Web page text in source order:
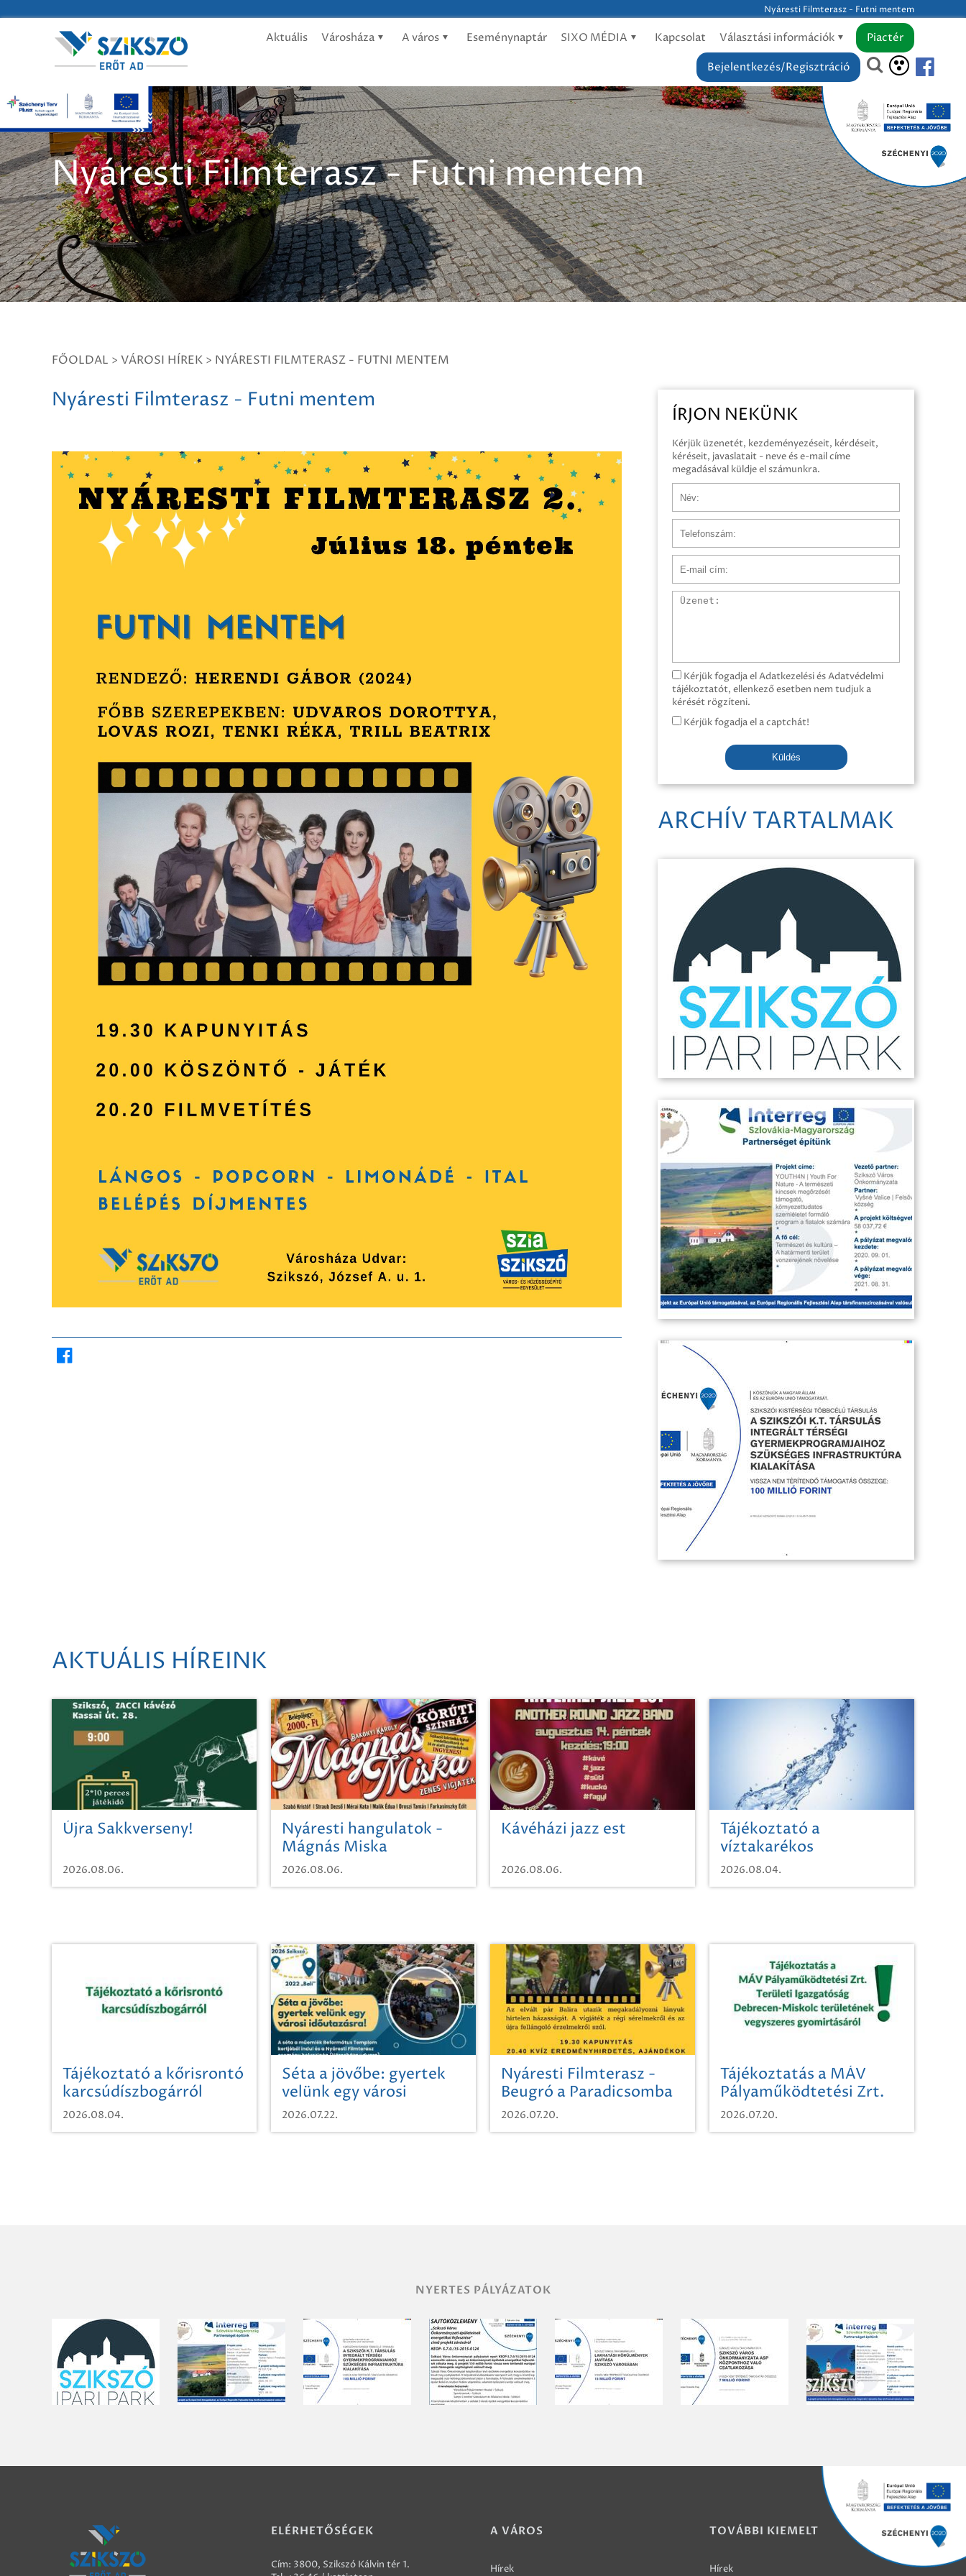
Nyáresti Filmterasz - Futni mentem
Aktuális Városháza A város Eseménynaptár SIXO MÉDIA Kapcsolat Választási információk
Piactér
Bejelentkezés/Regisztráció
Nyáresti Filmterasz - Futni mentem
FŐOLDAL > VÁROSI HÍREK > NYÁRESTI FILMTERASZ - FUTNI MENTEM
Nyáresti Filmterasz - Futni mentem
ÍRJON NEKÜNK
Kérjük üzenetét, kezdeményezéseit, kérdéseit,
kéréseit, javaslatait - neve és e-mail címe
megadásával küldje el számunkra.
Üzenet
Kérjük fogadja el Adatkezelési és Adatvédelmi
tájékoztatót, ellenkező esetben nem tudjuk a
kérését rögzíteni.
Kérjük fogadja el a captchát!
Küldés
ARCHÍV TARTALMAK
AKTUÁLIS HÍREINK
Újra Sakkverseny!
2026.08.06.
Nyáresti hangulatok -
Mágnás Miska
2026.08.06.
Kávéházi jazz est
2026.08.06.
Tájékoztató a
víztakarékos
vízhasználatról
2026.08.04.
Tájékoztató a kőrisrontó
karcsúdíszbogárról
2026.08.04.
Séta a jövőbe: gyertek
velünk egy városi
időutazásra!
2026.07.22.
Nyáresti Filmterasz -
Beugró a Paradicsomba
2026.07.20.
Tájékoztatás a MÁV
Pályaműködtetési Zrt.
Területi Igazgatóság
Debrecen-Miskolc
2026.07.20.
NYERTES PÁLYÁZATOK
ELÉRHETŐSÉGEK
Cím: 3800, Szikszó Kálvin tér 1.
A VÁROS
Hírek
TOVÁBBI KIEMELT
Hírek